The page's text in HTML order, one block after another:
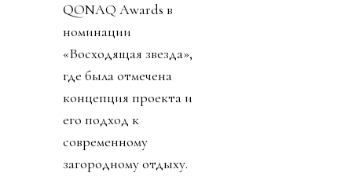
QONAQ Awards в
номинации
«Восходящая звезда»,
где была отмечена
концепция проекта и
его подход к
современному
загородному отдыху.